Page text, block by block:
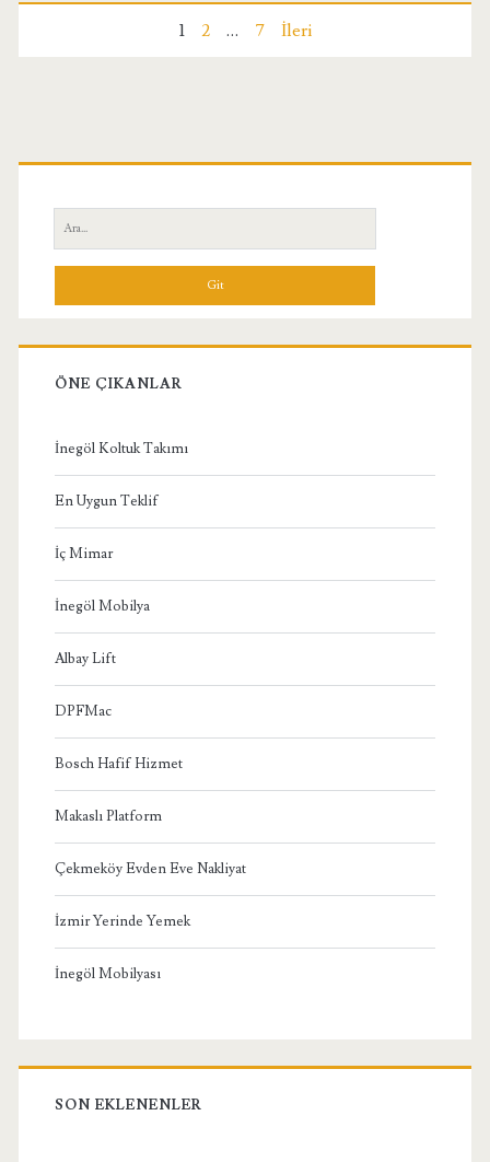
1 2 … 7 İleri
Birincil
Yan
Menü
Ara:
ÖNE ÇIKANLAR
İnegöl Koltuk Takımı
En Uygun Teklif
İç Mimar
İnegöl Mobilya
Albay Lift
DPFMac
Bosch Hafif Hizmet
Makaslı Platform
Çekmeköy Evden Eve Nakliyat
İzmir Yerinde Yemek
İnegöl Mobilyası
SON EKLENENLER